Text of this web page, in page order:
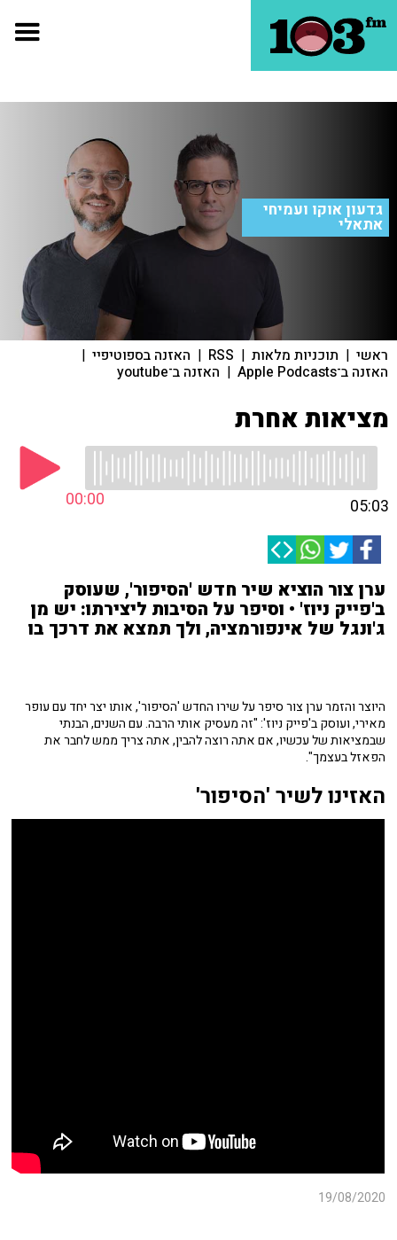
גדעון אוקו ועמיחי
אתאלי
ראשי | תוכניות מלאות |
RSS
| האזנה בספוטיפיי |
האזנה ב־Apple Podcasts | האזנה ב־youtube
מציאות אחרת
00:00 05:03
ערן צור הוציא שיר חדש 'הסיפור', שעוסק
ב'פייק ניוז' • וסיפר על הסיבות ליצירתו: יש מן
ג'ונגל של אינפורמציה, ולך תמצא את דרכך בו
היוצר והזמר ערן צור סיפר על שירו החדש 'הסיפור', אותו יצר יחד עם עופר
מאירי, ועוסק ב'פייק ניוז': "זה מעסיק אותי הרבה. עם השנים, הבנתי
שבמציאות של עכשיו, אם אתה רוצה להבין, אתה צריך ממש לחבר את
הפאזל בעצמך".
האזינו לשיר 'הסיפור'
19/08/2020